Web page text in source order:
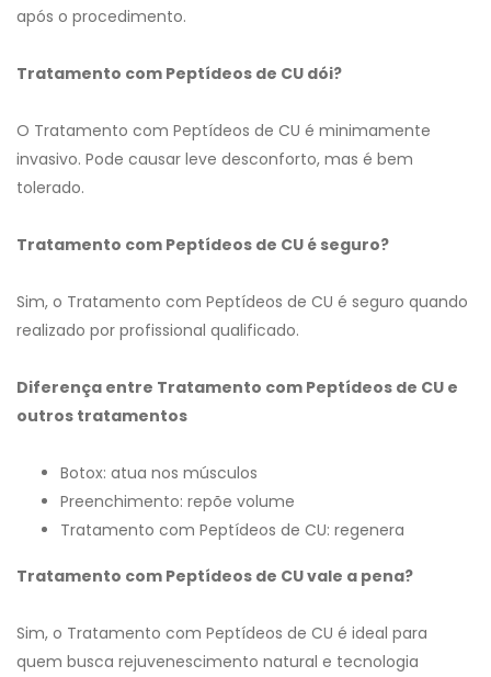
após o procedimento.
Tratamento com Peptídeos de CU dói?
O Tratamento com Peptídeos de CU é minimamente
invasivo. Pode causar leve desconforto, mas é bem
tolerado.
Tratamento com Peptídeos de CU é seguro?
Sim, o Tratamento com Peptídeos de CU é seguro quando
realizado por profissional qualificado.
Diferença entre Tratamento com Peptídeos de CU e
outros tratamentos
Botox: atua nos músculos
Preenchimento: repõe volume
Tratamento com Peptídeos de CU: regenera
Tratamento com Peptídeos de CU vale a pena?
Sim, o Tratamento com Peptídeos de CU é ideal para
quem busca rejuvenescimento natural e tecnologia